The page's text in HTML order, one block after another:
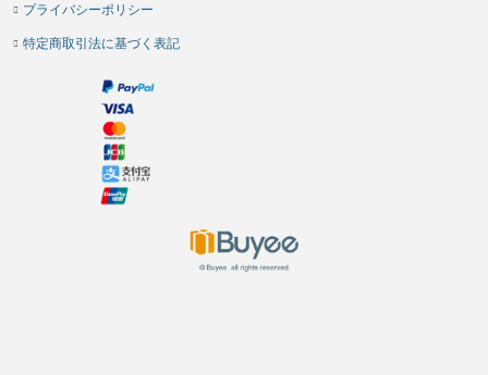
プライバシーポリシー
特定商取引法に基づく表記